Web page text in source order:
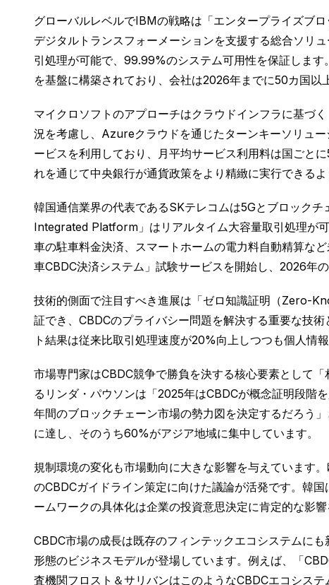
グローバルレベルでIBMの戦略は「エンタープライズブ
デジタルトランスフォーメーションを支援する総合ソリ
引処理が可能で、99.99%のシステム可用性を保証しま
を基盤に構築されており、会社は2026年までに50カ国以
マイクロソフトのアプローチはクラウドインフラに基づ
況を考慮し、Azureクラウドを通じたターンキーソリュ
ービスを利用しており、月平均サービス利用料は国ごと
れを通じて中央銀行が通貨政策をより精緻に実行できるよ
韓国通信業界の代表であるSKテレコムは5Gとブロック
Integrated Platform」はリアルタイム大容量取引処理が
車の駐車料金決済、スマートホームの電力料自動精算な
車CBDC決済システム」試験サービスを開始し、2026年
技術的側面で注目すべき進展は「ゼロ知識証明（Zero-
証でき、CBDCのプライバシー問題を解決する重要な技
ト結果は従来比取引処理速度が20%向上しつつも個人情
市場専門家はCBDC競争で勝負を決する核心要素として
るリンダ・パウソンは「2025年はCBDCが概念証明段階
年間のブロックチェーン市場の勢力図を決定するだろう
に達し、そのうち60%がアジア地域に集中しています。
規制環境の変化も市場動向に大きな影響を与えています
のCBDCガイドライン策定に向けた議論が活発です。韓
ームワークの具体化は企業の投資意思決定に肯定的な影
CBDC市場の成長は既存のフィンテックエコシステムに
形態のビジネスモデルが登場しています。例えば、「
査機関フロスト＆サリバンはこのようなCBDCエコシス